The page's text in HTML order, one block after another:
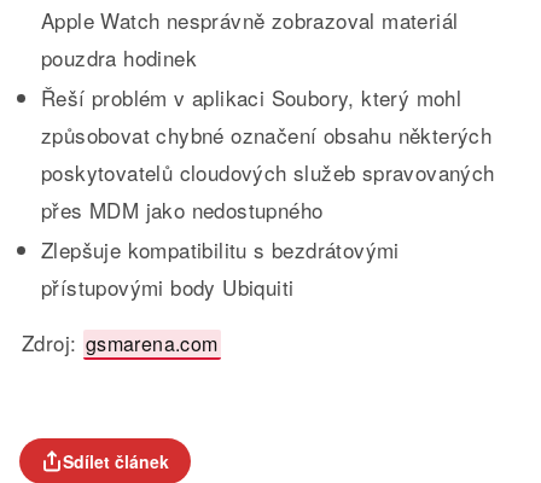
Apple Watch nesprávně zobrazoval materiál
pouzdra hodinek
Řeší problém v aplikaci Soubory, který mohl
způsobovat chybné označení obsahu některých
poskytovatelů cloudových služeb spravovaných
přes MDM jako nedostupného
Zlepšuje kompatibilitu s bezdrátovými
přístupovými body Ubiquiti
Zdroj: gsmarena.com
Sdílet článek